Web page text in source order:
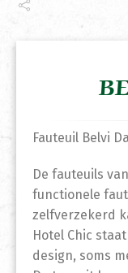
Fauteuil Belvi
De fauteuils
functionele
zelfverzekerd
Hotel Chic
design, soms